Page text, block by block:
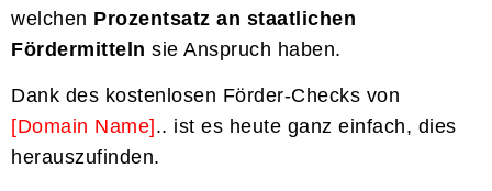
welchen Prozentsatz an staatlichen
Fördermitteln sie Anspruch haben.
Dank des kostenlosen Förder-Checks von
[Domain Name] .. ist es heute ganz einfach, dies
herauszufinden.